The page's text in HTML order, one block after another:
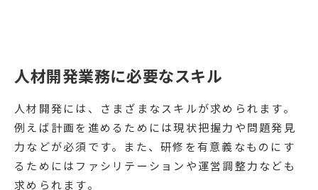
人材開発業務に必要なスキル
人材開発には、さまざまなスキルが求められます。
例えば計画を進めるためには現状把握力や問題発見
力などが必須です。また、研修を有意義なものにす
るためにはファシリテーションや運営調整力なども
求められます。